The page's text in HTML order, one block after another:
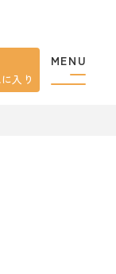
MENU
入り